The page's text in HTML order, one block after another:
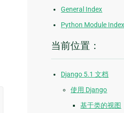
General Index
Python Module Index
当前位置：
Django 5.1 文档
使用 Django
基于类的视图